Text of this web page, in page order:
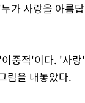
가 사랑을 아름
중적'이다. '사
림을 내놓았다.